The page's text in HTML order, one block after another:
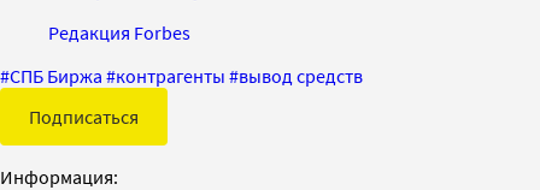
Редакция Forbes
#СПБ Биржа #контрагенты #вывод средств
Подписаться
Информация: